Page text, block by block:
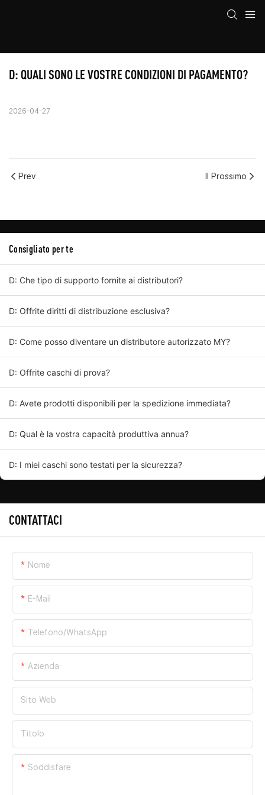
D: QUALI SONO LE VOSTRE CONDIZIONI DI PAGAMENTO?
2026-04-27
Prev Il Prossimo
Consigliato per te
D: Che tipo di supporto fornite ai distributori?
D: Offrite diritti di distribuzione esclusiva?
D: Come posso diventare un distributore autorizzato MY?
D: Offrite caschi di prova?
D: Avete prodotti disponibili per la spedizione immediata?
D: Qual è la vostra capacità produttiva annua?
D: I miei caschi sono testati per la sicurezza?
CONTATTACI
Nome
E-Mail
Telefono/WhatsApp
Azienda
Sito Web
Titolo
Soddisfare